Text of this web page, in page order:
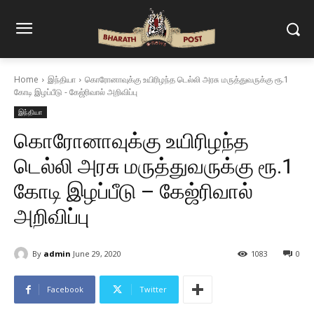
Home இந்தியா
கொரோனாவுக்கு உயிரிழந்த டெல்லி அரசு மருத்துவருக்கு ரூ.1
கோடி இழப்பீடு - கேஜ்ரிவால் அறிவிப்பு
இந்தியா
கொரோனாவுக்கு உயிரிழந்த
டெல்லி அரசு மருத்துவருக்கு ரூ.1
கோடி இழப்பீடு – கேஜ்ரிவால்
அறிவிப்பு
By admin June 29, 2020 0
1083
Facebook Twitter